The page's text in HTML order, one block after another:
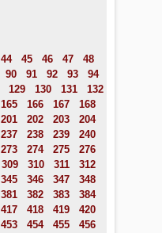
44 45 46 47
48
90 91 92 93
94
129 130 131
132
165 166 167
168
201 202 203
204
237 238 239
240
273 274 275
276
309 310 311
312
345 346 347
348
381 382 383
384
417 418 419
420
453 454 455
456